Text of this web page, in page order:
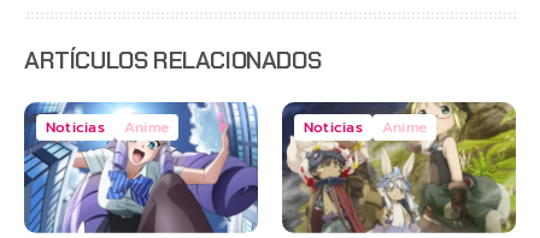
ARTÍCULOS RELACIONADOS
Noticias Anime Noticias Anime